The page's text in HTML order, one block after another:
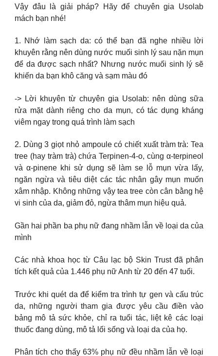
Vậy đâu là giải pháp? Hãy để chuyên gia Usolab
mách bạn nhé!
1. Nhớ làm sạch da: có thể bạn đã nghe nhiều lời
khuyên rằng nên dùng nước muối sinh lý sau nặn mụn
để da được sạch nhất? Nhưng nước muối sinh lý sẽ
khiến da bạn khô căng và sạm màu đó
-> Lời khuyên từ chuyên gia Usolab: nên dùng sữa
rửa mặt dành riêng cho da mụn, có tác dụng kháng
viêm ngay trong quá trình làm sạch
2. Dùng 3 giọt nhỏ ampoule có chiết xuất tràm trà: Tea
tree (hay tràm trà) chứa Terpinen-4-o, cùng α-terpineol
và α-pinene khi sử dụng sẽ làm se lỗ mụn vừa lấy,
ngăn ngừa và tiêu diệt các tác nhân gây mụn muốn
xâm nhập. Không những vậy tea tree còn cân bằng hệ
vi sinh của da, giảm đỏ, ngừa thâm mụn hiệu quả.
Gần hai phần ba phụ nữ đang nhầm lẫn về loại da của
mình
Các nhà khoa học từ Câu lạc bộ Skin Trust đã phân
tích kết quả của 1.446 phụ nữ Anh từ 20 đến 47 tuổi.
Trước khi quét da để kiểm tra trình tự gen và cấu trúc
da, những người tham gia được yêu cầu điền vào
bảng mô tả sức khỏe, chỉ ra tuổi tác, liệt kê các loại
thuốc đang dùng, mô tả lối sống và loại da của họ.
Phân tích cho thấy 63% phụ nữ đều nhầm lẫn về loại